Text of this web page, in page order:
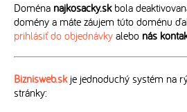
Doména najkosacky.skbola
domény a máte záujem túto doménu
prihlásiť do objednávky alebo nás
Biznisweb.skje jednoduchý systém na
stránky: